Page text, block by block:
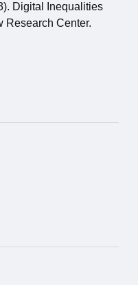
Digital Inequalities
Research Center.